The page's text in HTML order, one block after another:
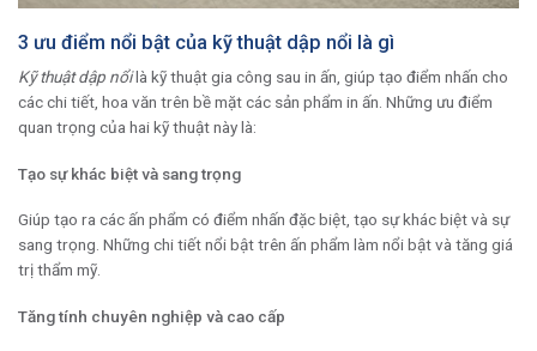
3 ưu điểm nổi bật của kỹ thuật dập nổi là gì
Kỹ thuật dập nổilà kỹ thuật gia công sau in ấn, giúp tạo điểm nhấn cho
các chi tiết, hoa văn trên bề mặt các sản phẩm in ấn. Những ưu điểm
quan trọng của hai kỹ thuật này là:
Tạo sự khác biệt và sang trọng
Giúp tạo ra các ấn phẩm có điểm nhấn đặc biệt, tạo sự khác biệt và sự
sang trọng. Những chi tiết nổi bật trên ấn phẩm làm nổi bật và tăng giá
trị thẩm mỹ.
Tăng tính chuyên nghiệp và cao cấp